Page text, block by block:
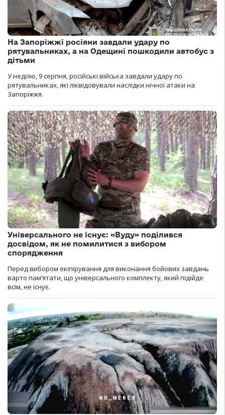
На Запоріжжі росіяни завдали удару по
рятувальниках, а на Одещині пошкодили автобус з
дітьми
У неділю, 9 серпня, російські війська завдали удару по
рятувальниках, які ліквідовували наслідки нічної атаки на
Запоріжжя.
Універсального не існує: «Вуду» поділився
досвідом, як не помилитися з вибором
спорядження
Перед вибором екіпірування для виконання бойових завдань
варто пам’ятати, що універсального комплекту, який підійде
всім, не існує.